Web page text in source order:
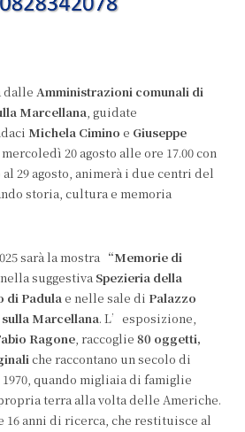
dalle Amministrazioni comunali di
Marcellana, guidate
Michela Cimino e Giuseppe
20 agosto alle ore 17.00 con
29 agosto, animerà i due centri del
storia, cultura e memoria
sarà la mostra “Memorie di
suggestiva Spezieria della
di Padulae nelle sale di Palazzo
Marcellana. L’esposizione,
Ragone, raccoglie 80 oggetti,
che raccontano un secolo di
quando migliaia di famiglie
terra alla volta delle Americhe.
anni di ricerca, che restituisce al